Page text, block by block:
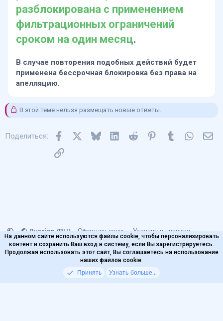
разблокирована с применением
фильтрационных ограничений
сроком на один месяц.
В случае повторения подобных действий будет
применена бессрочная блокировка без права на
апелляцию.
В этой теме нельзя размещать новые ответы.
Поделиться: Facebook Bluesky LinkedInReddit PinterestTumblr
Ссылка
Russian (RU) Обратная связь
Условия и правила
Политика конфиденциальности
Помощь
Главная
© 2020-2026
На данном сайте используются файлы cookie, чтобы персонализировать
контент и сохранить Ваш вход в систему, если Вы зарегистрируетесь.
Продолжая использовать этот сайт, Вы соглашаетесь на использование
наших файлов cookie.
Принять Узнать больше...